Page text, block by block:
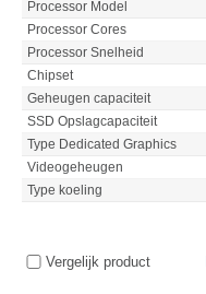
Processor Model
Processor Cores
Processor Snelheid
Chipset
Geheugen capaciteit
SSD Opslagcapaciteit
Type Dedicated Graphics
Videogeheugen
Type koeling
Vergelijk product